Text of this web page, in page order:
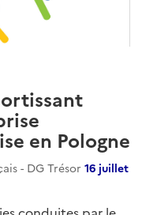
en Pologne
- DG Trésor 16 juillet